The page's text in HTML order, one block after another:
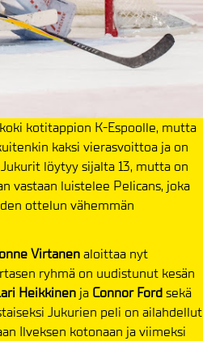
kotitappion K-Espoolle, mutta
kaksi vierasvoittoa ja on
löytyy sijalta 13, mutta on
vastaan luistelee Pelicans, joka
ottelun vähemmän
Virtanenaloittaa nyt
ryhmä on uudistunut kesän
Heikkinen ja Connor Fordsekä
Jukurien peli on ailahdellut
Ilveksen kotonaan ja viimeksi